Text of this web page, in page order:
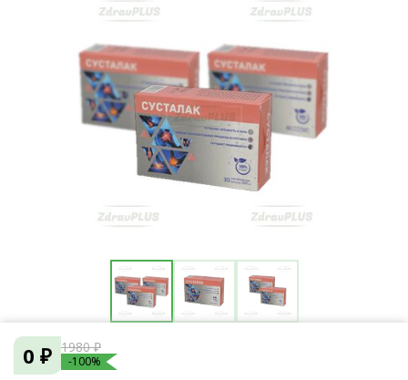
0 ₽ 1980 ₽
-100%